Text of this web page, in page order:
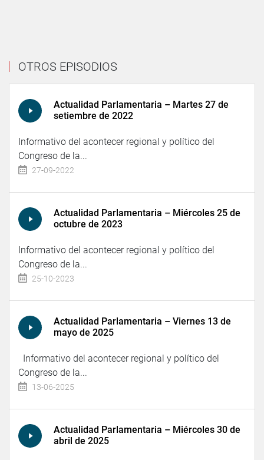
OTROS EPISODIOS
Actualidad Parlamentaria – Martes 27 de
setiembre de 2022
Informativo del acontecer regional y político del
Congreso de la...
27-09-2022
Actualidad Parlamentaria – Miércoles 25 de
octubre de 2023
Informativo del acontecer regional y político del
Congreso de la...
25-10-2023
Actualidad Parlamentaria – Viernes 13 de
mayo de 2025
Informativo del acontecer regional y político del
Congreso de la...
13-06-2025
Actualidad Parlamentaria – Miércoles 30 de
abril de 2025